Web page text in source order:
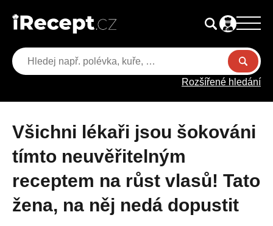
Rozšířené hledání
Všichni lékaři jsou šokováni
tímto neuvěřitelným
receptem na růst vlasů! Tato
žena, na něj nedá dopustit